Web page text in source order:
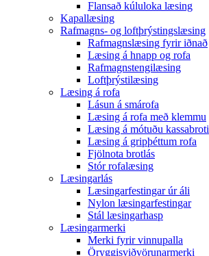
Flansað kúluloka læsing
Kapallæsing
Rafmagns- og loftþrýstingslæsing
Rafmagnslæsing fyrir iðnað
Læsing á hnapp og rofa
Rafmagnstengilæsing
Loftþrýstilæsing
Læsing á rofa
Lásun á smárofa
Læsing á rofa með klemmu
Læsing á mótuðu kassabroti
Læsing á gripþéttum rofa
Fjölnota brotlás
Stór rofalæsing
Læsingarlás
Læsingarfestingar úr áli
Nylon læsingarfestingar
Stál læsingarhasp
Læsingarmerki
Merki fyrir vinnupalla
Öryggisviðvörunarmerki